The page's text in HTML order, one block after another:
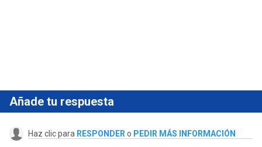
Añade tu respuesta
Haz clic para RESPONDER o PEDIR MÁS INFORMACIÓN